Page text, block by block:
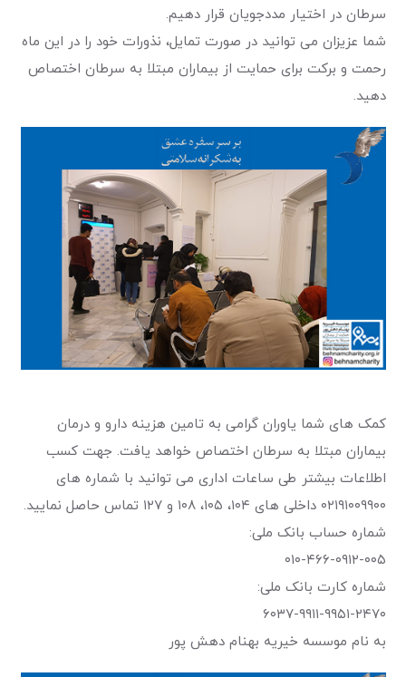
سرطان در اختیار مددجویان قرار دهیم.
شما عزیزان می توانید در صورت تمایل، نذورات خود را در این ماه
رحمت و برکت برای حمایت از بیماران مبتلا به سرطان اختصاص
دهید.
کمک های شما یاوران گرامی به تامین هزینه دارو و درمان
بیماران مبتلا به سرطان اختصاص خواهد یافت. جهت کسب
اطلاعات بیشتر طی ساعات اداری می توانید با شماره های
۰۲۱۹۱۰۰۹۹۰۰ داخلی های ۱۰۴، ۱۰۵، ۱۰۸ و ۱۲۷ تماس حاصل نمایید.
شماره حساب بانک ملی:
۰۱۰-۴۶۶-۰۹۱۲-۰۰۵
شماره کارت بانک ملی:
۶۰۳۷-۹۹۱۱-۹۹۵۱-۲۴۷۰
به نام موسسه خیریه بهنام دهش پور